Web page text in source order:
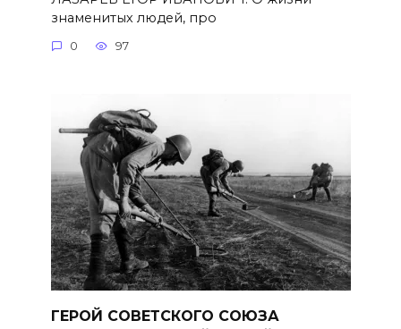
знаменитых людей, про
0 97
ГЕРОЙ СОВЕТСКОГО СОЮЗА